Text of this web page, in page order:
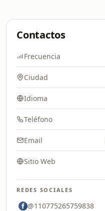
Contactos
Frecuencia
Ciudad
Idioma
Teléfono
Email
Sitio Web
REDES SOCIALES
@110775265759838